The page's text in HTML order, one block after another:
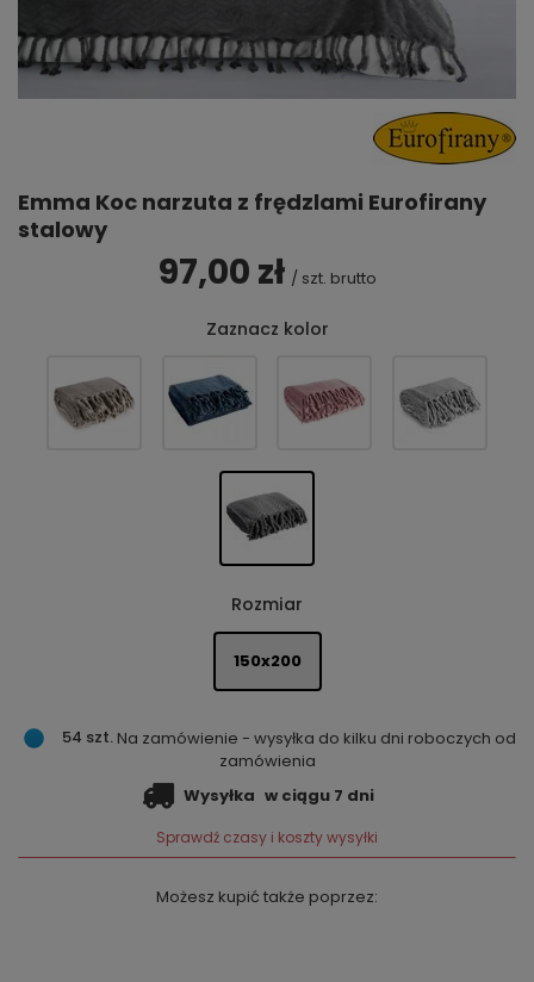
Emma Koc narzuta z frędzlami Eurofirany
stalowy
97,00 zł / szt. brutto
Zaznacz kolor
Rozmiar
150x200
54 szt. Na zamówienie - wysyłka do kilku dni roboczych od
zamówienia
Wysyłka w ciągu 7 dni
Sprawdź czasy i koszty wysyłki
Możesz kupić także poprzez: